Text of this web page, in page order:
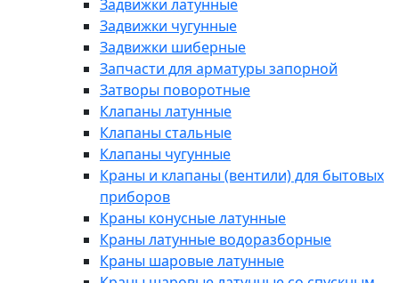
Задвижки латунные
Задвижки чугунные
Задвижки шиберные
Запчасти для арматуры запорной
Затворы поворотные
Клапаны латунные
Клапаны стальные
Клапаны чугунные
Краны и клапаны (вентили) для бытовых
приборов
Краны конусные латунные
Краны латунные водоразборные
Краны шаровые латунные